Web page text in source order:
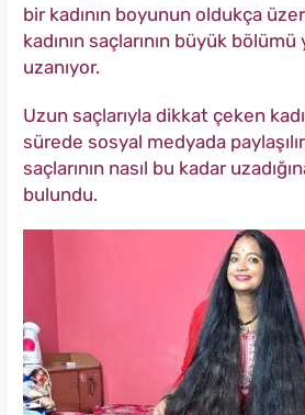
bir kadının boyunun oldukça
kadının saçlarının büyük
uzanıyor.
Uzun saçlarıyla dikkat çeken
sürede sosyal medyada
saçlarının nasıl bu kadar
bulundu.